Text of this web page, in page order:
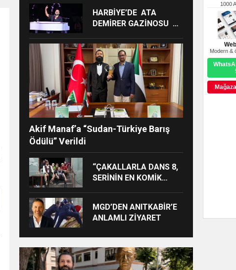
1000
Modern &
HARBİYE’DE ATA
DEMİRER GAZİNOSU VE
Akif Manaf’a “Sudan-Türkiye Barış
Ödülü” Verildi
“ÇAKALLARLA DANS 8,
SERİNİN EN KOMİK
MGD’DEN ANITKABİR’E
ANLAMLI ZİYARET